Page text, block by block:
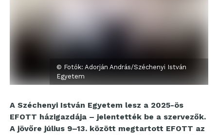
© Fotók: Adorján András/Széchenyi István
Egyetem
A Széchenyi István Egyetem lesz a 2025-ös
EFOTT házigazdája – jelentették be a szervezők.
A jövőre július 9–13. között megtartott EFOTT az